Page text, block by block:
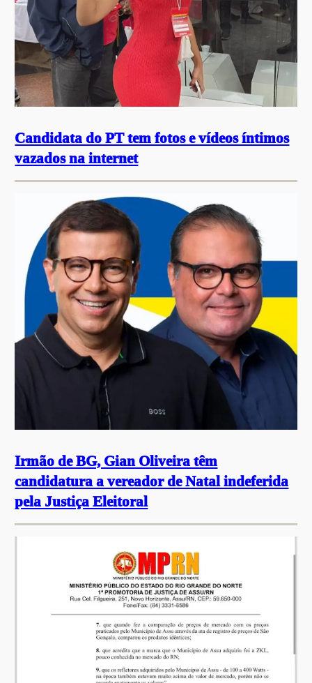
Candidata do PT tem fotos e vídeos íntimos
vazados na internet
Irmão de BG, Gian Oliveira têm
candidatura a vereador de Natal indeferida
pela Justiça Eleitoral